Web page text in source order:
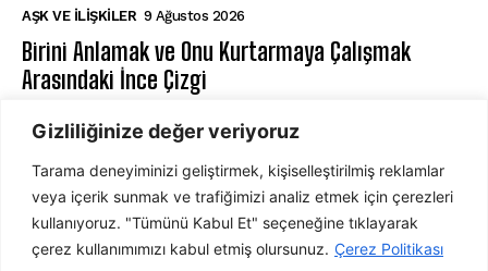
Gizliliğinize değer veriyoruz
Tarama deneyiminizi geliştirmek, kişiselleştirilmiş reklamlar
veya içerik sunmak ve trafiğimizi analiz etmek için çerezleri
kullanıyoruz. "Tümünü Kabul Et" seçeneğine tıklayarak
çerez kullanımımızı kabul etmiş olursunuz. Çerez Politikası
AŞK VE İLIŞKILER 9 Ağustos 2026
Birini Anlamak ve Onu Kurtarmaya Çalışmak
Arasındaki İnce Çizgi
ABONE OL